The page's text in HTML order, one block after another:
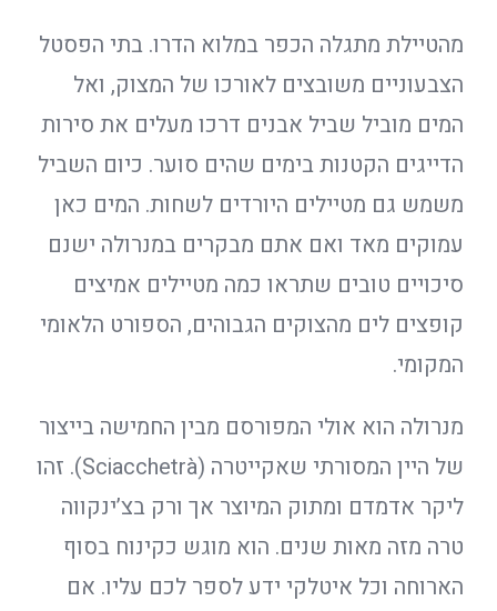
מהטיילת מתגלה הכפר במלוא הדרו. בתי הפסטל
הצבעוניים משובצים לאורכו של המצוק, ואל
המים מוביל שביל אבנים דרכו מעלים את סירות
הדייגים הקטנות בימים שהים סוער. כיום השביל
משמש גם מטיילים היורדים לשחות. המים כאן
עמוקים מאד ואם אתם מבקרים במנרולה ישנם
סיכויים טובים שתראו כמה מטיילים אמיצים
קופצים לים מהצוקים הגבוהים, הספורט הלאומי
המקומי.
מנרולה הוא אולי המפורסם מבין החמישה בייצור
של היין המסורתי שאקייטרה (Sciacchetrà). זהו
ליקר אדמדם ומתוק המיוצר אך ורק בצ’ינקווה
טרה מזה מאות שנים. הוא מוגש כקינוח בסוף
הארוחה וכל איטלקי ידע לספר לכם עליו. אם